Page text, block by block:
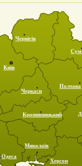
Київ
Чернігів
Полтава
Черкаси
Кропивницький
Херсон
Миколаїв
Одеса